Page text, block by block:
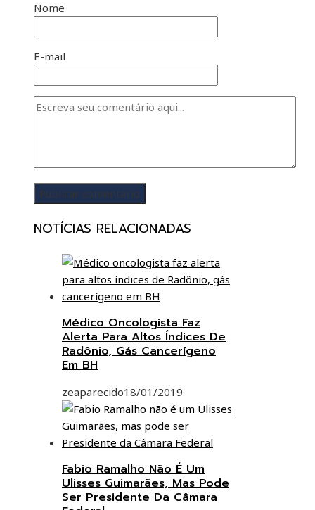
Nome
E-mail
NOTÍCIAS RELACIONADAS
Médico Oncologista Faz
Alerta Para Altos Índices De
Radônio, Gás Cancerígeno
Em BH
zeaparecido18/01/2019
Fabio Ramalho Não É Um
Ulisses Guimarães, Mas Pode
Ser Presidente Da Câmara